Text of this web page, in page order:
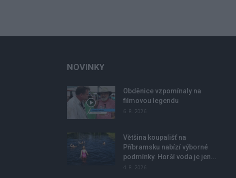
NOVINKY
Obděnice vzpomínaly na
filmovou legendu
6. 8. 2026
Většina koupališť na
Příbramsku nabízí výborné
podmínky. Horší voda je jen...
4. 8. 2026